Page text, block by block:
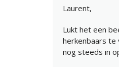
Laurent,
Lukt het een
herkenbaars te
nog steeds in